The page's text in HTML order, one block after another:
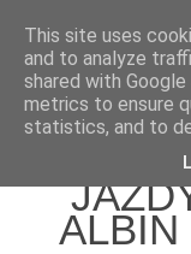
BLOG
ALBIN
This site uses
and to analyze
shared with
metrics to ensure
statistics, and to